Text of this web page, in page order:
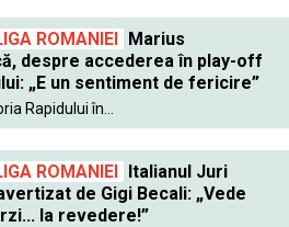
ROMANIEI Marius
despre accederea în play-off
„E un sentiment de fericire”
Rapidului în...
ROMANIEI Italianul Juri
de Gigi Becali: „Vede
la revedere!”